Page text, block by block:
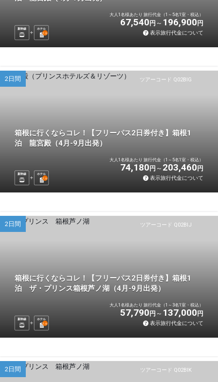
新幹線
ホテル
1 泊
大人1名様あたり 旅行代金（1～5名1室・税込）
67,540 円 196,900 円
表示旅行代金について
ツアーコード Q02BIG
2日間
箱根に行くならコレ！【フリーパス2日券付き】箱根1
泊 龍宮殿（4月-9月出発）
新幹線
ホテル
1 泊
大人1名様あたり 旅行代金（1～5名1室・税込）
74,180 円 203,460 円
表示旅行代金について
ツアーコード Q02BIJ
2日間
箱根に行くならコレ！【フリーパス2日券付き】箱根1
泊 ザ・プリンス箱根芦ノ湖（4月-9月出発）
新幹線
ホテル
1 泊
大人1名様あたり 旅行代金（1～3名1室・税込）
57,790 円 137,000 円
表示旅行代金について
ツアーコード Q02BIK
2日間